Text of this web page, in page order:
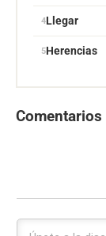
Llegar
Herencias
Comentarios